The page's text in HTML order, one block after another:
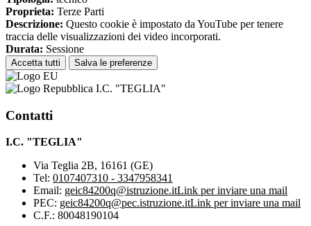
Proprieta: Terze Parti
Descrizione: Questo cookie è impostato da YouTube per tenere
traccia delle visualizzazioni dei video incorporati.
Durata: Sessione
Accetta tutti Salva le preferenze
I.C. "TEGLIA"
Contatti
I.C. "TEGLIA"
Via Teglia 2B, 16161 (GE)
Tel: 0107407310 - 3347958341
Email: geic84200q@istruzione.itLink per inviare una mail
PEC: geic84200q@pec.istruzione.itLink per inviare una mail
C.F.: 80048190104